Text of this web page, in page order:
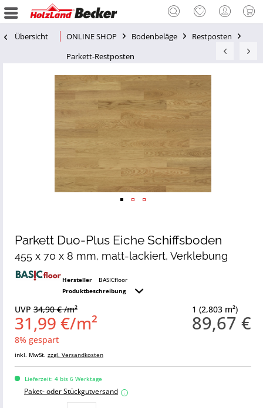
Übersicht ONLINE SHOP Bodenbeläge
Restposten
Parkett-Restposten
Parkett Duo-Plus Eiche Schiffsboden
455 x 70 x 8 mm, matt-lackiert, Verklebung
Hersteller
BASICfloor
Produktbeschreibung
1 (2,803 m²)
89,67 €
UVP 34,90 € /m²
31,99 €/m²
8% gespart
inkl. MwSt. zzgl. Versandkosten
Lieferzeit: 4 bis 6 Werktage
Paket- oder Stückgutversand i